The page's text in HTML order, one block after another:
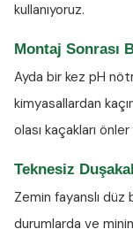
kullanıyoruz.
Montaj Sonrası
Ayda bir kez pH
kimyasallardan
olası kaçakları
Teknesiz
Zemin fayanslı
durumlarda ve